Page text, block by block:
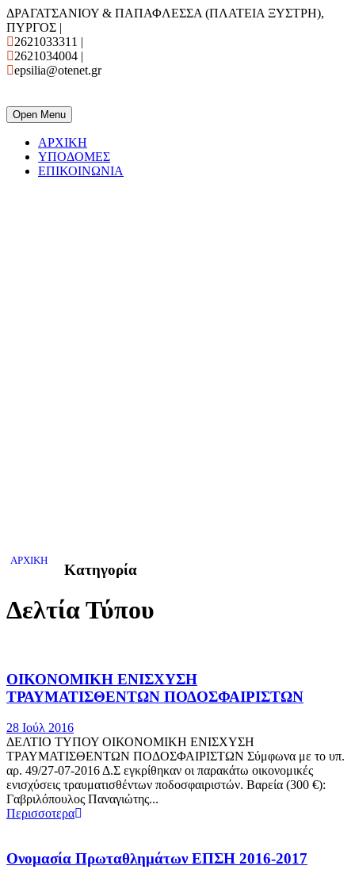
ΔΡΑΓΑΤΣΑΝΙΟΥ & ΠΑΠΑΦΛΕΣΣΑ (ΠΛΑΤΕΙΑ ΞΥΣΤΡΗ),
ΠΥΡΓΟΣ |
2621033311 |
2621034004 |
epsilia@otenet.gr
Open Menu
ΑΡΧΙΚΗ
ΥΠΟΔΟΜΕΣ
ΕΠΙΚΟΙΝΩΝΙΑ
ΑΡΧΙΚΗ
Κατηγορία
Δελτία Τύπου
ΟΙΚΟΝΟΜΙΚΗ ΕΝΙΣΧΥΣΗ
ΤΡΑΥΜΑΤΙΣΘΕΝΤΩΝ ΠΟΔΟΣΦΑΙΡΙΣΤΩΝ
28 Ιούλ 2016
ΔΕΛΤΙΟ ΤΥΠΟΥ ΟΙΚΟΝΟΜΙΚΗ ΕΝΙΣΧΥΣΗ
ΤΡΑΥΜΑΤΙΣΘΕΝΤΩΝ ΠΟΔΟΣΦΑΙΡΙΣΤΩΝ Σύμφωνα με το υπ.
αρ. 49/27-07-2016 Δ.Σ εγκρίθηκαν οι παρακάτω οικονομικές
ενισχύσεις τραυματισθέντων ποδοσφαιριστών. Βαρεία (300 €):
Γαβριλόπουλος Παναγιώτης...
Περισσοτερα
Ονομασία Πρωταθλημάτων ΕΠΣΗ 2016-2017